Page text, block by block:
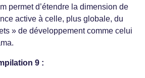
permet d’étendre la dimension de
active à celle, plus globale, du
» de développement comme celui
9 :